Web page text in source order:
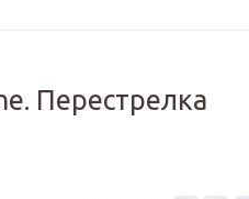
Перестрелка